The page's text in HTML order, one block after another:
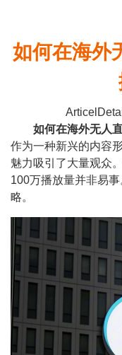
如何在海外
如何在海外无人
作为一种新兴的内容
魅力吸引了大量观众
100万播放量并非易
略。